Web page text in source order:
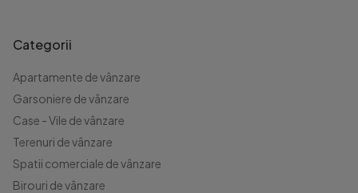
Categorii
Apartamente de vânzare
Garsoniere de vânzare
Case - Vile de vânzare
Terenuri de vânzare
Spatii comerciale de vânzare
Birouri de vânzare